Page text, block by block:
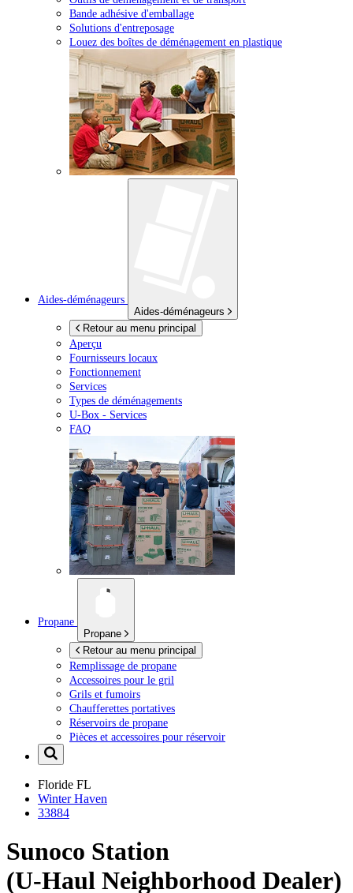
Bande adhésive d'emballage
Solutions d'entreposage
Louez des boîtes de déménagement en plastique
Aides-déménageurs
Aides-déménageurs
Retour au menu principal
Aperçu
Fournisseurs locaux
Fonctionnement
Services
Types de déménagements
U-Box - Services
FAQ
Propane
Propane
Retour au menu principal
Remplissage de propane
Accessoires pour le gril
Grils et fumoirs
Chaufferettes portatives
Réservoirs de propane
Pièces et accessoires pour réservoir
Floride FL
Winter Haven
33884
Sunoco Station
(U-Haul Neighborhood Dealer)